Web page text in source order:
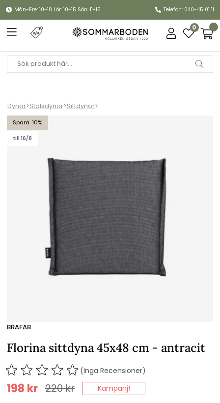
Mån-Fre: 10-18 Lör: 10-15 Sön: 11-15 Telefon: 040-45 01 11
0
Dynor>Stolsdynor>Sittdynor>
10
till 16/8
Florina sittdyna 45x48 cm - antracit
BRAFAB
Florina sittdyna 45x48 cm - antracit
(Inga Recensioner)
220kr
198 kr Kampanj!